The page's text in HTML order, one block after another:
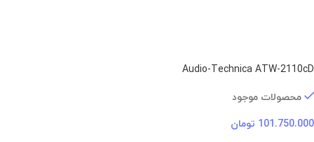
Audio-Technica ATW-2110cD
محصولات موجود
101.750.000 تومان